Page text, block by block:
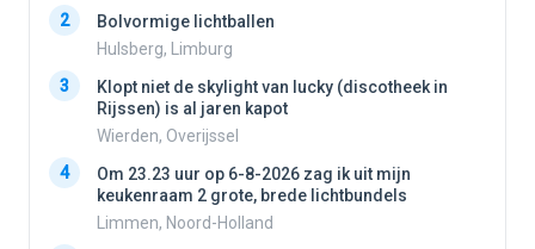
2
Bolvormige lichtballen
Hulsberg, Limburg
3
Klopt niet de skylight van lucky (discotheek in
Rijssen) is al jaren kapot
Wierden, Overijssel
4
Om 23.23 uur op 6-8-2026 zag ik uit mijn
keukenraam 2 grote, brede lichtbundels
Limmen, Noord-Holland